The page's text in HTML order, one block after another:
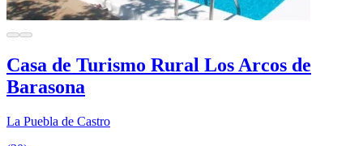
Casa de Turismo Rural Los Arcos de
Barasona
La Puebla de Castro